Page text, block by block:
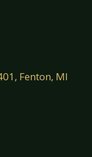
Fenton, MI